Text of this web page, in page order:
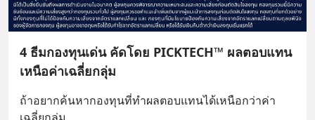
4 ธีมกองทุนเด่น คัดโดย PICKTECH™ ผลตอบแทน
เหนือค่าเฉลี่ยกลุ่ม
ถ้าอยากค้นหากองทุนที่ทำผลตอบแทนได้เหนือกว่าค่า